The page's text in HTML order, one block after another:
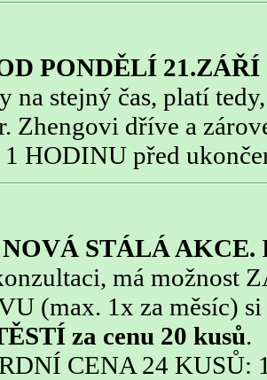
PONDĚLÍ 21.ZÁŘÍ
na stejný čas, platí
Zhengovi dříve a
1 HODINU před
NOVÁ STÁLÁ AKCE.
má možnost
(max. 1x za měsíc) si
za cenu 20 kusů.
CENA 24 KUSŮ: